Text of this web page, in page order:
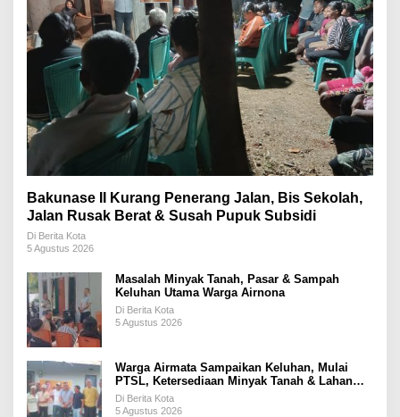
Bakunase II Kurang Penerang Jalan, Bis Sekolah,
Jalan Rusak Berat & Susah Pupuk Subsidi
Di Berita Kota
5 Agustus 2026
Masalah Minyak Tanah, Pasar & Sampah
Keluhan Utama Warga Airnona
Di Berita Kota
5 Agustus 2026
Warga Airmata Sampaikan Keluhan, Mulai
PTSL, Ketersediaan Minyak Tanah & Lahan
Pemakaman
Di Berita Kota
5 Agustus 2026